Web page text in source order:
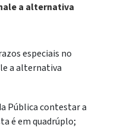
a alternativa
especiais no
a alternativa
Pública contestar a
é em quadrúplo;